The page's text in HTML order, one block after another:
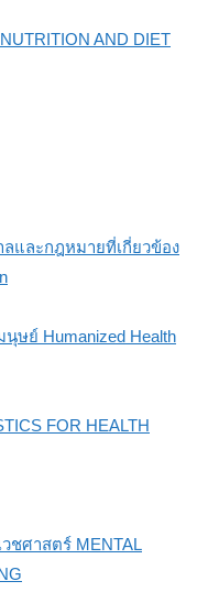
AND DIET
และกฎหมายที่เกี่ยวข้อง
ษย์ Humanized Health
FOR HEALTH
ชศาสตร์ MENTAL